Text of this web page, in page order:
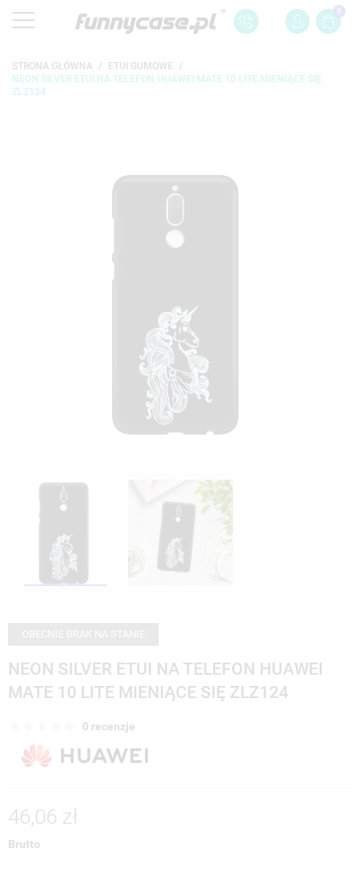
0
STRONA GŁÓWNA
ETUI GUMOWE
NEON SILVER ETUI NA TELEFON HUAWEI MATE 10 LITE MIENIĄCE SIĘ
ZLZ124
NEON SILVER ETUI NA TELEFON HUAWEI
MATE 10 LITE MIENIĄCE SIĘ ZLZ124
0 recenzje
46,06 zł
Brutto